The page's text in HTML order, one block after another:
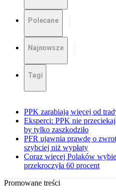
Polecane
Najnowsze
Tagi
PPK zarabiają więcej od
Eksperci: PPK nie
by tylko zaszkodziło
PFR ujawnia prawdę o
szybciej niż wypłaty
Coraz więcej Polaków
przekroczyła 60 procent
Promowane treści